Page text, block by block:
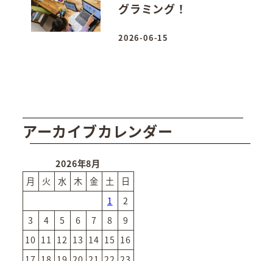
グラミング！
投稿日
2026-06-15
アーカイブカレンダー
2026年8月
月
火 水 木 金 土
日
1
2
3
4 5 6 7 8
9
10 11 12 13 14 15 16